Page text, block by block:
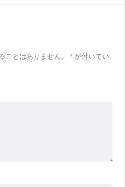
ことはありません。 * が付いてい